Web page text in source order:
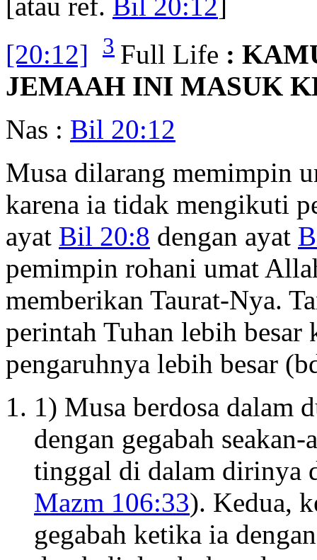
[atau ref. Bil 20:12
[20:12]
3 Full Life :
JEMAAH INI MASUK
Nas : Bil 20:12
Musa dilarang memimpin
karena ia tidak mengikuti
ayat Bil 20:8 dengan ayat
pemimpin rohani umat
memberikan Taurat-Nya.
perintah Tuhan lebih besar
pengaruhnya lebih besar
1) Musa berdosa dalam
dengan gegabah
tinggal di dalam dirinya
Mazm 106:33). Kedua,
gegabah ketika ia